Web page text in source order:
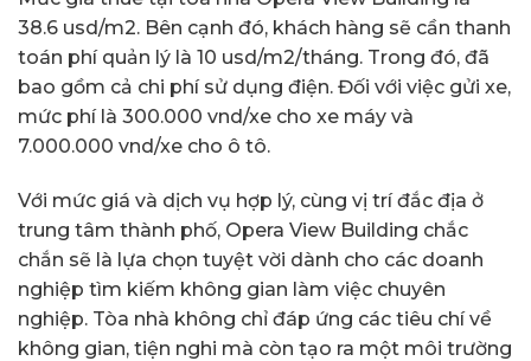
38.6 usd/m2. Bên cạnh đó, khách hàng sẽ cần thanh
toán phí quản lý là 10 usd/m2/tháng. Trong đó, đã
bao gồm cả chi phí sử dụng điện. Đối với việc gửi xe,
mức phí là 300.000 vnd/xe cho xe máy và
7.000.000 vnd/xe cho ô tô.
Với mức giá và dịch vụ hợp lý, cùng vị trí đắc địa ở
trung tâm thành phố, Opera View Building chắc
chắn sẽ là lựa chọn tuyệt vời dành cho các doanh
nghiệp tìm kiếm không gian làm việc chuyên
nghiệp. Tòa nhà không chỉ đáp ứng các tiêu chí về
không gian, tiện nghi mà còn tạo ra một môi trường